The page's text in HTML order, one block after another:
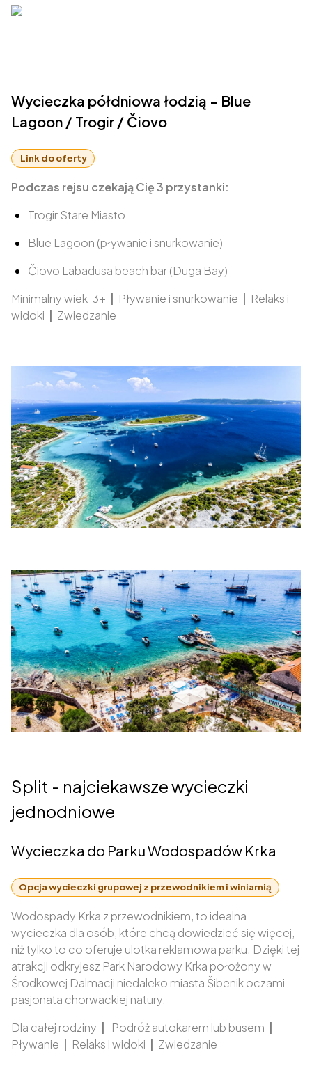
Wycieczka półdniowa łodzią - Blue
Lagoon / Trogir / Čiovo
Link do oferty
Podczas rejsu czekają Cię 3 przystanki:
Trogir Stare Miasto
Blue Lagoon (pływanie i snurkowanie)
Čiovo Labadusa beach bar (Duga Bay)
Minimalny wiek 3+
Pływanie i snurkowanie
Relaks i
widoki
Zwiedzanie
Split - najciekawsze wycieczki
jednodniowe
Wycieczka do Parku Wodospadów Krka
Opcja wycieczki grupowej z przewodnikiem i winiarnią
Wodospady Krka z przewodnikiem, to idealna
wycieczka dla osób, które chcą dowiedzieć się więcej,
niż tylko to co oferuje ulotka reklamowa parku. Dzięki tej
atrakcji odkryjesz Park Narodowy Krka położony w
Środkowej Dalmacji niedaleko miasta Šibenik oczami
pasjonata chorwackiej natury.
Dla całej rodziny
Podróż autokarem lub busem
Pływanie
Relaks i widoki Zwiedzanie